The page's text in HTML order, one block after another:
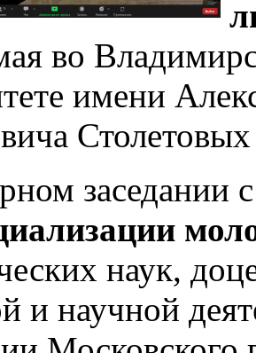
во
имени
заседании
наук,
и научной